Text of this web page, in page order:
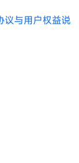
议与用户权益说